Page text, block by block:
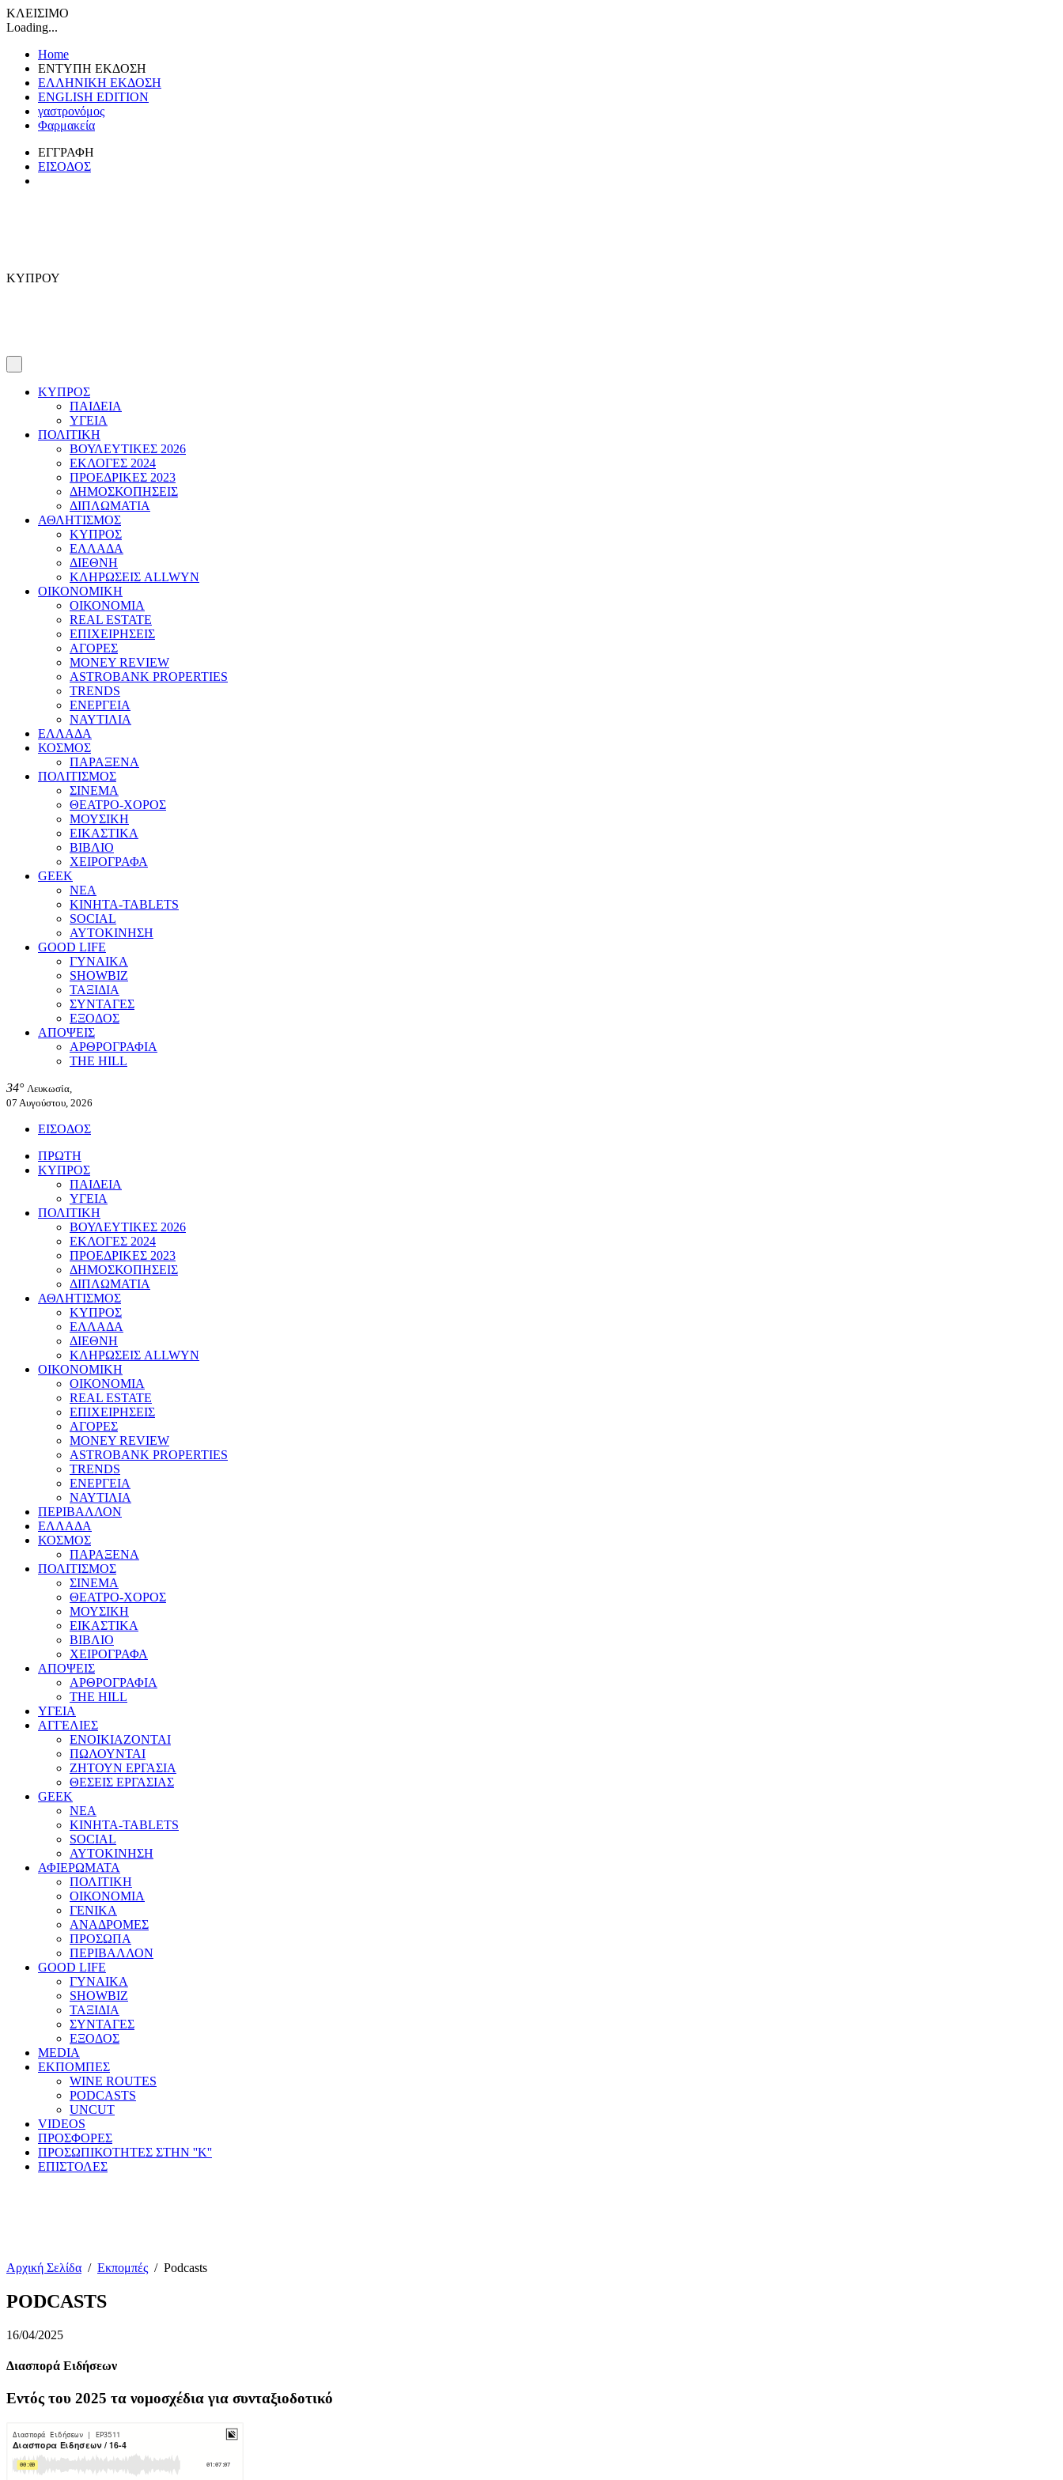
ΚΛΕΙΣΙΜΟ
Loading...
Home
ΕΝΤΥΠΗ ΕΚΔΟΣΗ
ΕΛΛΗΝΙΚΗ ΕΚΔΟΣΗ
ENGLISH EDITION
γαστρονόμος
Φαρμακεία
ΕΓΓΡΑΦΗ
ΕΙΣΟΔΟΣ
ΚΥΠΡΟΥ
ΚΥΠΡΟΣ
ΠΑΙΔΕΙΑ
ΥΓΕΙΑ
ΠΟΛΙΤΙΚΗ
ΒΟΥΛΕΥΤΙΚΕΣ 2026
ΕΚΛΟΓΕΣ 2024
ΠΡΟΕΔΡΙΚΕΣ 2023
ΔΗΜΟΣΚΟΠΗΣΕΙΣ
ΔΙΠΛΩΜΑΤΙΑ
ΑΘΛΗΤΙΣΜΟΣ
ΚΥΠΡΟΣ
ΕΛΛΑΔΑ
ΔΙΕΘΝΗ
ΚΛΗΡΩΣΕΙΣ ALLWYN
ΟΙΚΟΝΟΜΙΚΗ
ΟΙΚΟΝΟΜΙΑ
REAL ESTATE
ΕΠΙΧΕΙΡΗΣΕΙΣ
ΑΓΟΡΕΣ
MONEY REVIEW
ASTROBANK PROPERTIES
TRENDS
ΕΝΕΡΓΕΙΑ
ΝΑΥΤΙΛΙΑ
ΕΛΛΑΔΑ
ΚΟΣΜΟΣ
ΠΑΡΑΞΕΝΑ
ΠΟΛΙΤΙΣΜΟΣ
ΣΙΝΕΜΑ
ΘΕΑΤΡΟ-ΧΟΡΟΣ
ΜΟΥΣΙΚΗ
ΕΙΚΑΣΤΙΚΑ
ΒΙΒΛΙΟ
ΧΕΙΡΟΓΡΑΦΑ
GEEK
ΝΕΑ
ΚΙΝΗΤΑ-TABLETS
SOCIAL
ΑΥΤΟΚΙΝΗΣΗ
GOOD LIFE
ΓΥΝΑΙΚΑ
SHOWBIZ
ΤΑΞΙΔΙΑ
ΣΥΝΤΑΓΕΣ
ΕΞΟΔΟΣ
ΑΠΟΨΕΙΣ
ΑΡΘΡΟΓΡΑΦΙΑ
THE HILL
34° Λευκωσία,
07 Αυγούστου, 2026
ΕΙΣΟΔΟΣ
ΠΡΩΤΗ
ΚΥΠΡΟΣ
ΠΑΙΔΕΙΑ
ΥΓΕΙΑ
ΠΟΛΙΤΙΚΗ
ΒΟΥΛΕΥΤΙΚΕΣ 2026
ΕΚΛΟΓΕΣ 2024
ΠΡΟΕΔΡΙΚΕΣ 2023
ΔΗΜΟΣΚΟΠΗΣΕΙΣ
ΔΙΠΛΩΜΑΤΙΑ
ΑΘΛΗΤΙΣΜΟΣ
ΚΥΠΡΟΣ
ΕΛΛΑΔΑ
ΔΙΕΘΝΗ
ΚΛΗΡΩΣΕΙΣ ALLWYN
ΟΙΚΟΝΟΜΙΚΗ
ΟΙΚΟΝΟΜΙΑ
REAL ESTATE
ΕΠΙΧΕΙΡΗΣΕΙΣ
ΑΓΟΡΕΣ
MONEY REVIEW
ASTROBANK PROPERTIES
TRENDS
ΕΝΕΡΓΕΙΑ
ΝΑΥΤΙΛΙΑ
ΠΕΡΙΒΑΛΛΟΝ
ΕΛΛΑΔΑ
ΚΟΣΜΟΣ
ΠΑΡΑΞΕΝΑ
ΠΟΛΙΤΙΣΜΟΣ
ΣΙΝΕΜΑ
ΘΕΑΤΡΟ-ΧΟΡΟΣ
ΜΟΥΣΙΚΗ
ΕΙΚΑΣΤΙΚΑ
ΒΙΒΛΙΟ
ΧΕΙΡΟΓΡΑΦΑ
ΑΠΟΨΕΙΣ
ΑΡΘΡΟΓΡΑΦΙΑ
THE HILL
ΥΓΕΙΑ
ΑΓΓΕΛΙΕΣ
ΕΝΟΙΚΙΑΖΟΝΤΑΙ
ΠΩΛΟΥΝΤΑΙ
ΖΗΤΟΥΝ ΕΡΓΑΣΙΑ
ΘΕΣΕΙΣ ΕΡΓΑΣΙΑΣ
GEEK
ΝΕΑ
ΚΙΝΗΤΑ-TABLETS
SOCIAL
ΑΥΤΟΚΙΝΗΣΗ
ΑΦΙΕΡΩΜΑΤΑ
ΠΟΛΙΤΙΚΗ
ΟΙΚΟΝΟΜΙΑ
ΓΕΝΙΚΑ
ΑΝΑΔΡΟΜΕΣ
ΠΡΟΣΩΠΑ
ΠΕΡΙΒΑΛΛΟΝ
GOOD LIFE
ΓΥΝΑΙΚΑ
SHOWBIZ
ΤΑΞΙΔΙΑ
ΣΥΝΤΑΓΕΣ
ΕΞΟΔΟΣ
MEDIA
ΕΚΠΟΜΠΕΣ
WINE ROUTES
PODCASTS
UNCUT
VIDEOS
ΠΡΟΣΦΟΡΕΣ
ΠΡΟΣΩΠΙΚΟΤΗΤΕΣ ΣΤΗΝ ''Κ''
ΕΠΙΣΤΟΛΕΣ
Αρχική Σελίδα / Εκπομπές / Podcasts
PODCASTS
16/04/2025
Διασπορά Ειδήσεων
Εντός του 2025 τα νομοσχέδια για συνταξιοδοτικό